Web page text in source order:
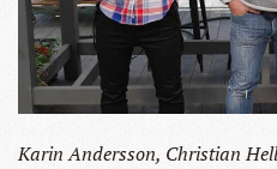
Karin Andersson, Christian